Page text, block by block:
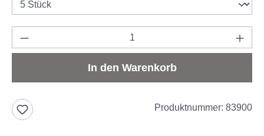
Produkt Anzahl: Gib den gewünschten
In den Warenkorb
Produktnummer: 83900